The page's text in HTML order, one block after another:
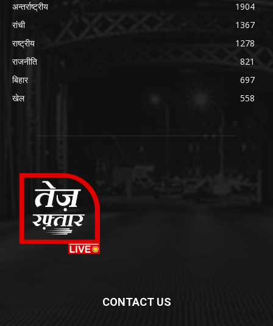
अन्तर्राष्ट्रीय
1904
रांची
1367
राष्ट्रीय
1278
राजनीति
821
बिहार
697
खेल
558
CONTACT US